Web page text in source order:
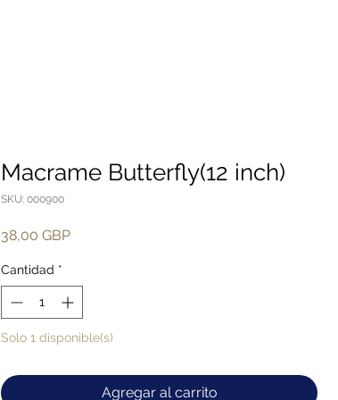
Macrame Butterfly(12 inch)
SKU: 000900
38,00 GBPPrecio
Cantidad *
Solo 1 disponible(s)
Agregar al carrito